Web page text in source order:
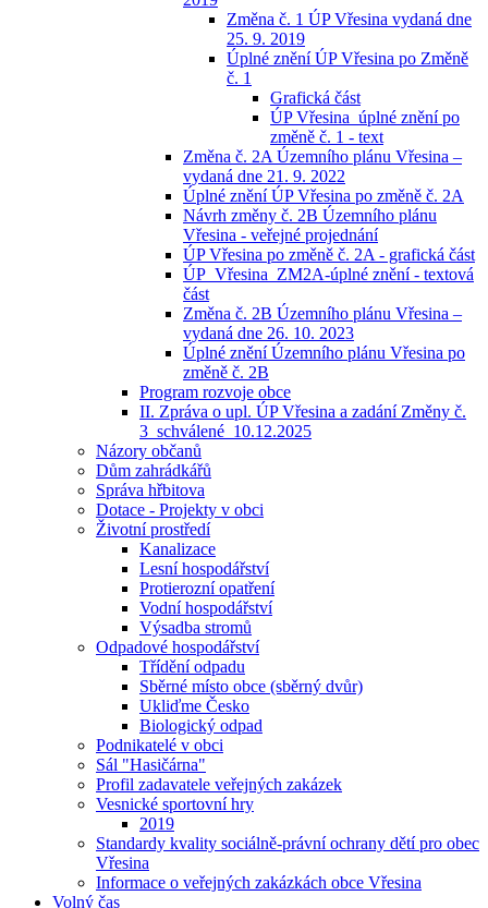
Změna č. 1 ÚP Vřesina vydaná dne
25. 9. 2019
Úplné znění ÚP Vřesina po Změně
č. 1
Grafická část
ÚP Vřesina_úplné znění po
změně č. 1 - text
Změna č. 2A Územního plánu Vřesina –
vydaná dne 21. 9. 2022
Úplné znění ÚP Vřesina po změně č. 2A
Návrh změny č. 2B Územního plánu
Vřesina - veřejné projednání
ÚP Vřesina po změně č. 2A - grafická část
ÚP_Vřesina_ZM2A-úplné znění - textová
část
Změna č. 2B Územního plánu Vřesina –
vydaná dne 26. 10. 2023
Úplné znění Územního plánu Vřesina po
změně č. 2B
Program rozvoje obce
II. Zpráva o upl. ÚP Vřesina a zadání Změny č.
3_schválené_10.12.2025
Názory občanů
Dům zahrádkářů
Správa hřbitova
Dotace - Projekty v obci
Životní prostředí
Kanalizace
Lesní hospodářství
Protierozní opatření
Vodní hospodářství
Výsadba stromů
Odpadové hospodářství
Třídění odpadu
Sběrné místo obce (sběrný dvůr)
Ukliďme Česko
Biologický odpad
Podnikatelé v obci
Sál "Hasičárna"
Profil zadavatele veřejných zakázek
Vesnické sportovní hry
2019
Standardy kvality sociálně-právní ochrany dětí pro obec
Vřesina
Informace o veřejných zakázkách obce Vřesina
Volný čas